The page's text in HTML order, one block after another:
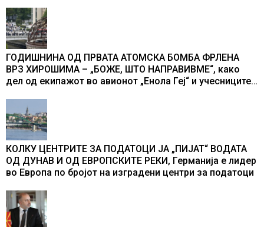
ГОДИШНИНА ОД ПРВАТА АТОМСКА БОМБА ФРЛЕНА
ВРЗ ХИРОШИМА – „БОЖЕ, ШТО НАПРАВИВМЕ“, како
дел од екипажот во авионот „Енола Геј“ и учесниците
промени текот на историјата
КОЛКУ ЦЕНТРИТЕ ЗА ПОДАТОЦИ ЈА „ПИЈАТ“ ВОДАТА
ОД ДУНАВ И ОД ЕВРОПСКИТЕ РЕКИ, Германија е лидер
во Европа по бројот на изградени центри за податоци